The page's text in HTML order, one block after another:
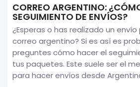
CORREO ARGENTINO:
SEGUIMIENTO DE ENVÍOS?
¿Esperas o has realizado un
correo argentino? Si es así es
preguntes cómo hacer el
tus paquetes. Este suele ser el
para hacer envíos desde